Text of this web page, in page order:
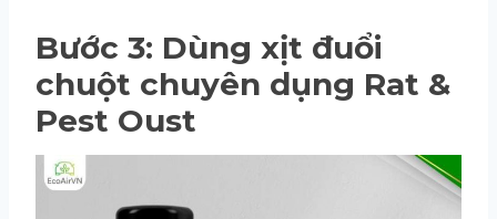
Bước 3: Dùng xịt đuổi
chuột chuyên dụng Rat &
Pest Oust